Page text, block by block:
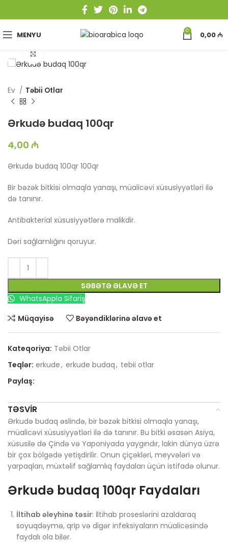
MENYU 0 0,00₼
Ev Təbii Otlar
Ərkudə budaq 100qr
4,00 ₼
Ərkudə budaq 100qr 100qr
Bir bəzək bitkisi olmaqla yanaşı, müalicəvi xüsusiyyətləri ilə
də tanınır.
Antibakterial xüsusiyyətlərə malikdir.
Dəri sağlamlığını qoruyur.
SƏBƏTƏ ƏLAVƏ ET
WhatsAppla Sifariş
Müqayisə
Bəyəndiklərinə əlavə et
Kateqoriya: Təbii Otlar
Teqlər: erkude, erkude budaq, tebii otlar
Paylaş:
TƏSVIR
Ərkudə budaq əslində, bir bəzək bitkisi olmaqla yanaşı,
müalicəvi xüsusiyyətləri ilə də tanınır. Bu bitki əsasən Asiya,
xüsusilə də Çində və Yaponiyada yaygındır, lakin dünya üzrə
bir çox bölgədə yetişdirilir. Onun çiçəkləri, meyvələri və
yarpaqları, müxtəlif sağlamlıq faydaları üçün istifadə olunur.
Ərkudə budaq 100qr Faydaları
İltihab əleyhinə təsir: İltihab proseslərini azaldaraq
soyuqdəymə, qrip və digər infeksiyaların müalicəsində
faydalı ola bilər.